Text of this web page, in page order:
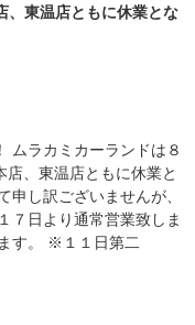
、東温店ともに休業とな
ムラカミカーランドは８
店、東温店ともに休業と
申し訳ございませんが、
７日より通常営業致しま
す。 ※１１日第二